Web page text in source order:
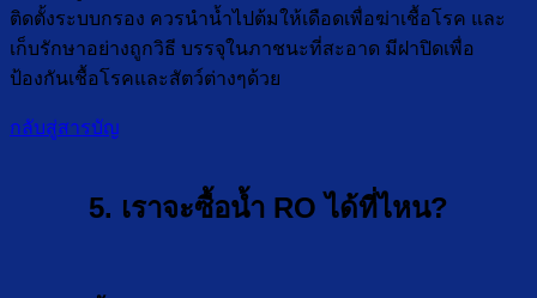
ติดตั้งระบบกรอง ควรนำน้ำไปต้มให้เดือดเพื่อฆ่าเชื้อโรค และ
เก็บรักษาอย่างถูกวิธี บรรจุในภาชนะที่สะอาด มีฝาปิดเพื่อ
ป้องกันเชื้อโรคและสัตว์ต่างๆด้วย
กลับสู่สารบัญ
5. เราจะซื้อน้ำ RO ได้ที่ไหน?